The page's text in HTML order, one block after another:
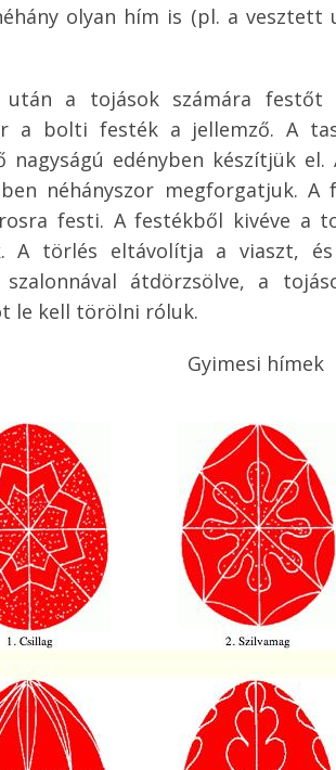
olyan hím is (pl. a vesztett
a tojások számára festőt
a bolti festék a jellemző. A
nagyságú edényben készítjük
néhányszor megforgatjuk.
festi. A festékből kivéve a
A törlés eltávolítja a viaszt,
átdörzsölve, a
le kell törölni róluk.
Gyimesi hímek